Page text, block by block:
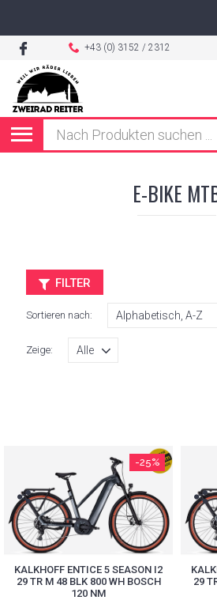
+43 (0) 3152 / 2312
E-BIKE
FILTER
Sortieren nach:
Zeige:
-25%
KALKHOFF ENTICE 5 SEASON I2
29 TR M 48 BLK 800 WH BOSCH
120 NM
29